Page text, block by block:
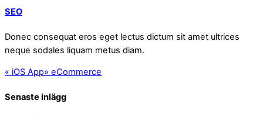
SEO
Donec consequat eros eget lectus dictum sit amet ultrices
neque sodales liquam metus diam.
« iOS App» eCommerce
Senaste inlägg